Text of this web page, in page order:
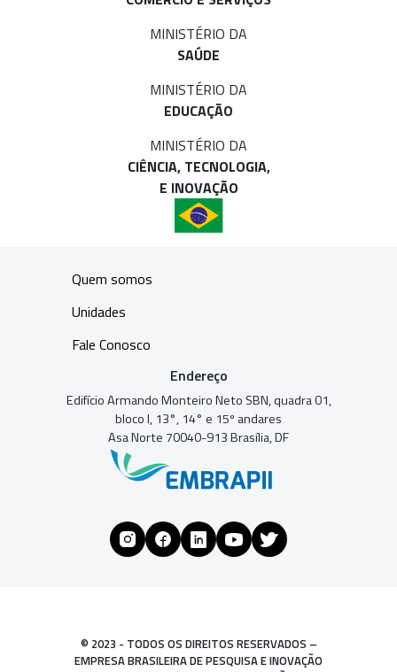
MINISTÉRIO DA
SAÚDE
MINISTÉRIO DA
EDUCAÇÃO
MINISTÉRIO DA
CIÊNCIA, TECNOLOGIA,
E INOVAÇÃO
Quem somos
Unidades
Fale Conosco
Endereço
Edifício Armando Monteiro Neto SBN, quadra 01,
bloco I, 13°, 14° e 15º andares
Asa Norte 70040-913 Brasília, DF
© 2023 - TODOS OS DIREITOS RESERVADOS –
EMPRESA BRASILEIRA DE PESQUISA E INOVAÇÃO